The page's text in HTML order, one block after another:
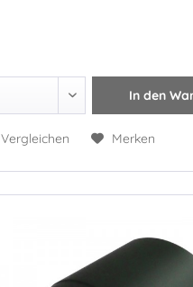
In den
Vergleichen Merken